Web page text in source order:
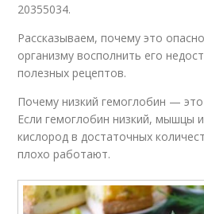
20355034.
Рассказываем, почему это
организму восполнить его
полезных рецептов.
Почему низкий гемоглобин —
Если гемоглобин низкий, мышцы
кислород в достаточных
плохо работают.